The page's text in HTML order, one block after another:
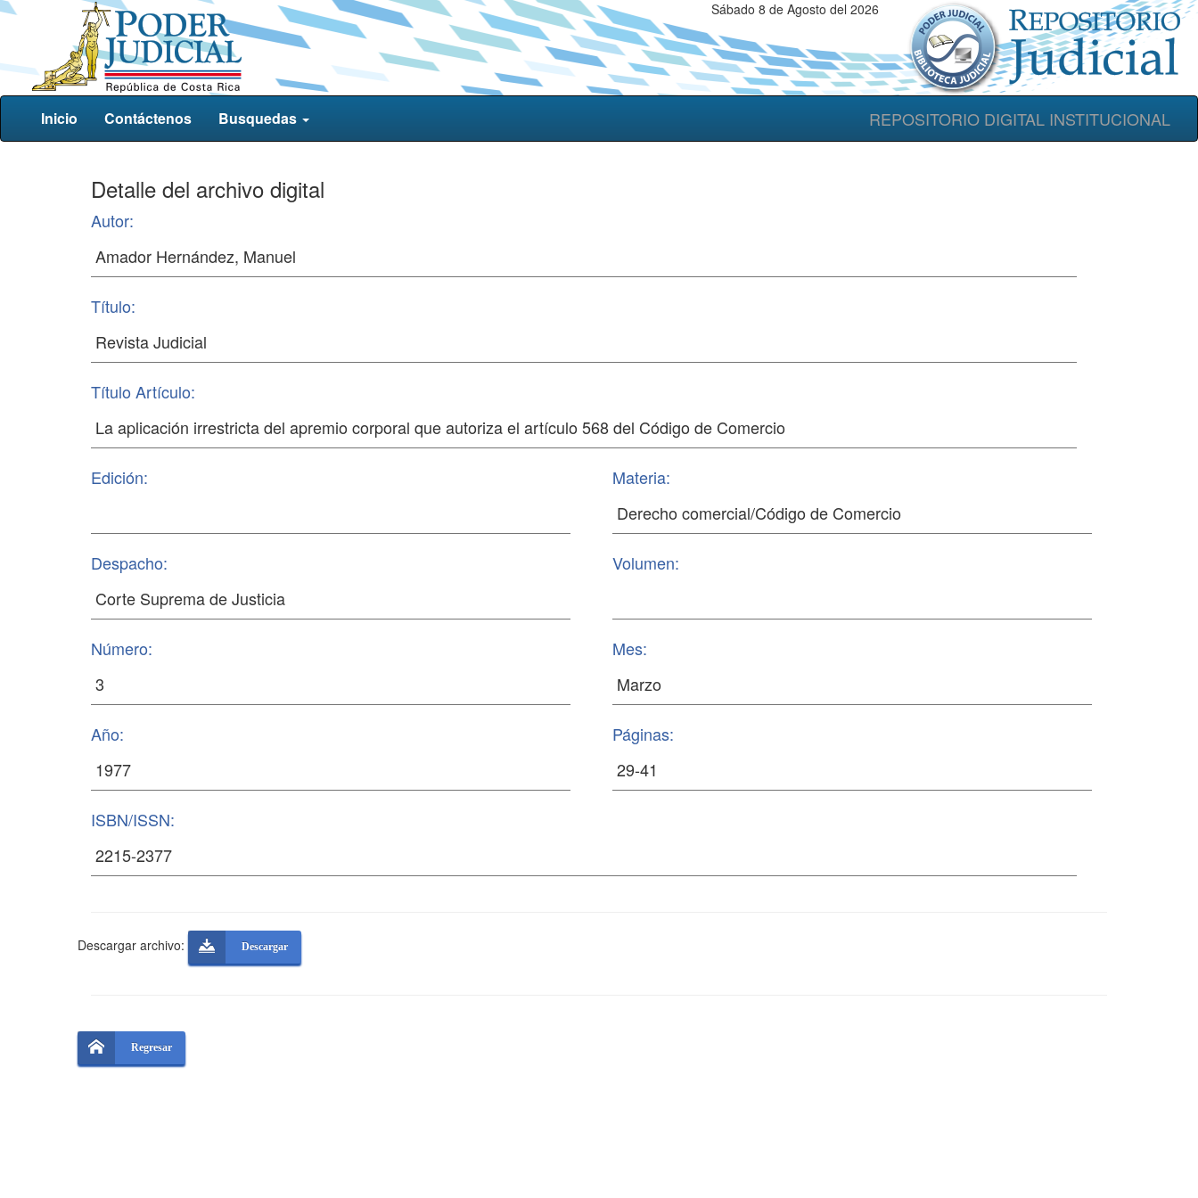
Sábado 8 de Agosto del 2026
REPOSITORIO DIGITAL INSTITUCIONAL
Inicio Contáctenos Busquedas
Detalle del archivo digital
Autor:
Título:
Título Artículo:
Edición: Materia:
Despacho: Volumen:
Número: Mes:
Año: Páginas:
ISBN/ISSN:
Descargar archivo: Descargar
Regresar